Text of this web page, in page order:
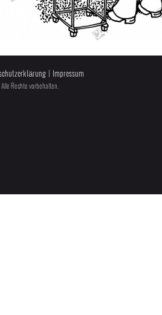
Impressum
Alle Rechte vorbehalten.